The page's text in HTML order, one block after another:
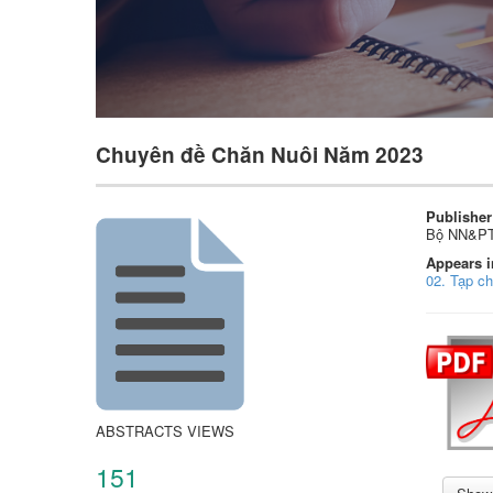
Chuyên đề Chăn Nuôi Năm 2023
ABSTRACTS VIEWS
151
Publisher
Bộ
Appears
02. Tạp